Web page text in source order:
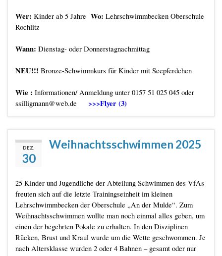
Wer: Kinder ab 5 Jahre Wo: Lehrschwimmbecken Oberschule
Rochlitz
Wann: Dienstag- oder Donnerstagnachmittag
NEU!!! Bronze-Schwimmkurs für Kinder mit Seepferdchen
Wie : Informationen/ Anmeldung unter 0157 51 025 045 oder
ssilligmann@web.de
>>>Flyer (3)
DEZ.
30
Weihnachtsschwimmen 2025
25 Kinder und Jugendliche der Abteilung Schwimmen des VfAs
freuten sich auf die letzte Trainingseinheit im kleinen
Lehrschwimmbecken der Oberschule „An der Mulde“. Zum
Weihnachtsschwimmen wollte man noch einmal alles geben, um
einen der begehrten Pokale zu erhalten. In den Disziplinen
Rücken, Brust und Kraul wurde um die Wette geschwommen. Je
nach Altersklasse wurden 2 oder 4 Bahnen – gesamt oder nur